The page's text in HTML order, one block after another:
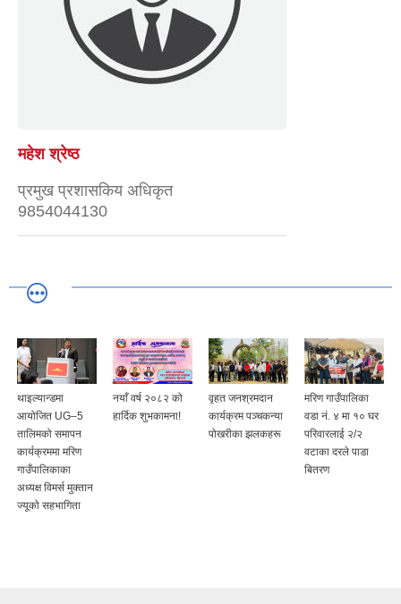
महेश श्रेष्ठ
प्रमुख प्रशासकिय अधिकृत
9854044130
थाइल्यान्डमा
आयोजित UG–5
तालिमको समापन
कार्यक्रममा मरिण
गाउँपालिकाका
अध्यक्ष विमर्स मुक्तान
ज्यूको सहभागिता
नयाँ वर्ष २०८२ को
हार्दिक शुभकामना!
वृहत जनश्रमदान
कार्यक्रम पञ्चकन्या
पोखरीका झलकहरू
मरिण गाउँपालिका
वडा नं. ४ मा १० घर
परिवारलाई २/२
वटाका दरले पाडा
बितरण